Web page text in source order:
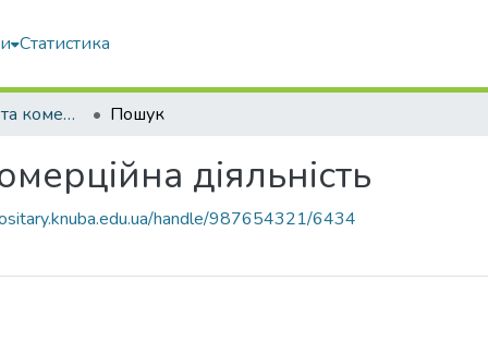
Статистика
Товарознавство та комерційна діяльність Пошук
діяльність
handle/987654321/6434